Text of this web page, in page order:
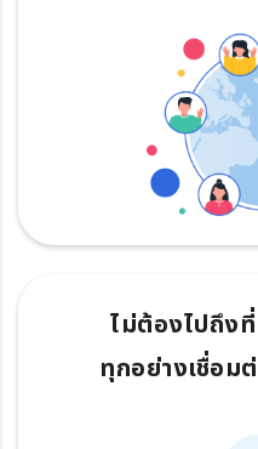
ไม่ต้องไปถึง
ทุกอย่างเชื่อม